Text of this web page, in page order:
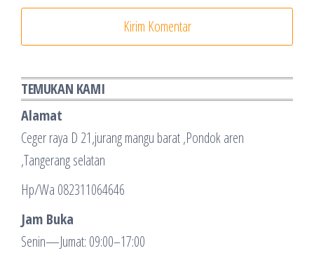
TEMUKAN KAMI
Alamat
Ceger raya D 21,jurang mangu barat ,Pondok aren
,Tangerang selatan
Hp/Wa 082311064646
Jam Buka
Senin—Jumat: 09:00–17:00